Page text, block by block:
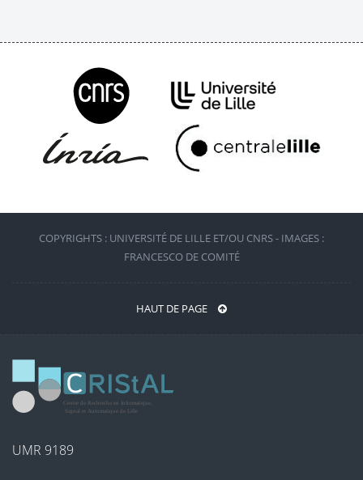
COPYRIGHTS : UNIVERSITÉ DE LILLE ET/OU CNRS - IMAGES :
FRANCESCO DE COMITÉ
HAUT DE PAGE
UMR 9189